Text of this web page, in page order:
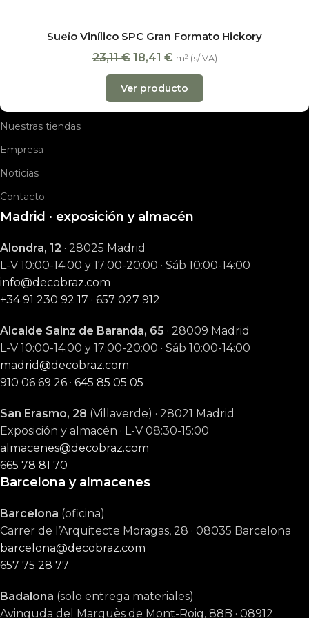
Suelo Vinílico SPC Gran Formato Hickory
23,11€ 18,41 € m² (s/IVA)
Ver producto
Suelos de vinilo
Ofertas
Nuestras tiendas
Empresa
Noticias
Contacto
Madrid · exposición y almacén
Alondra, 12 · 28025 Madrid
L-V 10:00-14:00 y 17:00-20:00 · Sáb 10:00-14:00
info@decobraz.com
+34 91 230 92 17 · 657 027 912
Alcalde Sainz de Baranda, 65 · 28009 Madrid
L-V 10:00-14:00 y 17:00-20:00 · Sáb 10:00-14:00
madrid@decobraz.com
910 06 69 26 · 645 85 05 05
San Erasmo, 28 (Villaverde) · 28021 Madrid
Exposición y almacén · L-V 08:30-15:00
almacenes@decobraz.com
665 78 81 70
Barcelona y almacenes
Barcelona (oficina)
Carrer de l’Arquitecte Moragas, 28 · 08035 Barcelona
barcelona@decobraz.com
657 75 28 77
Badalona (solo entrega materiales)
Avinguda del Marquès de Mont-Roig, 88B · 08912